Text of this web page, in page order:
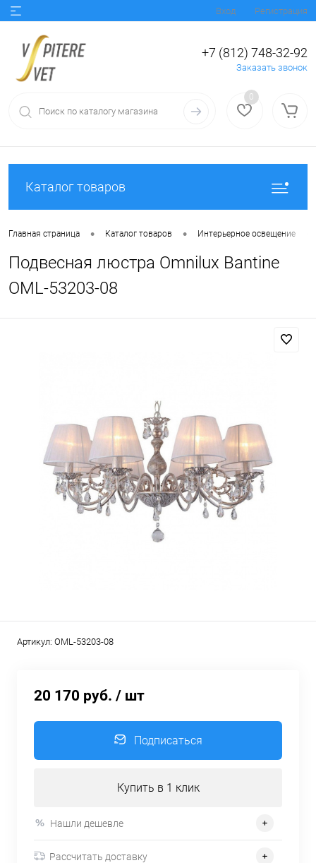
Вход Регистрация
+7 (812) 748-32-92
Заказать звонок
0
Каталог товаров
Главная страница • Каталог товаров • Интерьерное освещение
Подвесная люстра Omnilux Bantine
OML-53203-08
Артикул: OML-53203-08
20 170 руб. / шт
Подписаться
Купить в 1 клик
Нашли дешевле
Рассчитать доставку